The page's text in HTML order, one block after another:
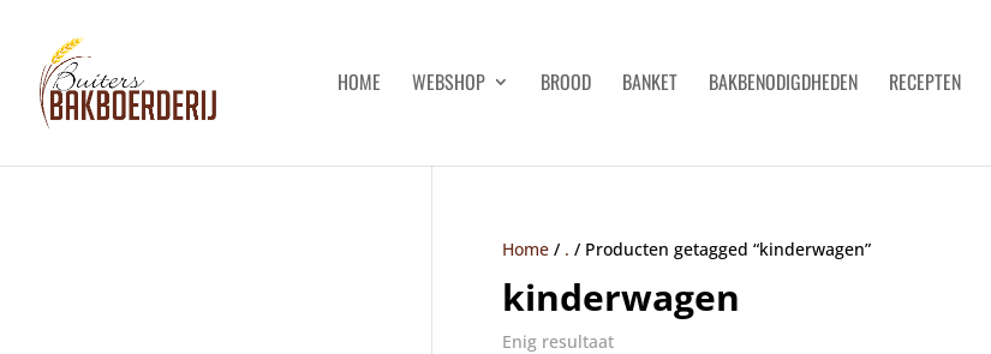
HOME WEBSHOP BROOD BANKET BAKBENODIGDHEDEN RECEPTEN
Home/ . / Producten getagged “kinderwagen”
kinderwagen
Enig resultaat